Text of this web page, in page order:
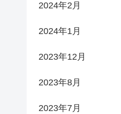
2024年2月
2024年1月
2023年12月
2023年8月
2023年7月